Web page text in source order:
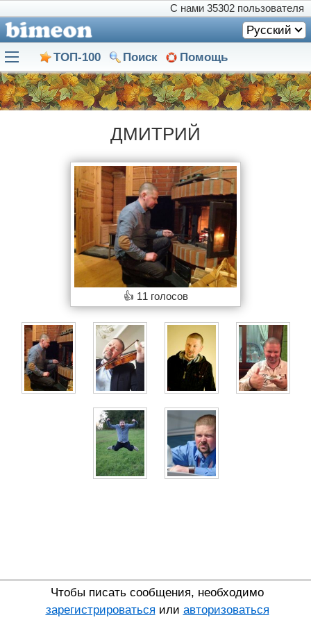
С нами 35302 пользователя
Русский
ТОП-100 Поиск Помощь
ДMИTPИЙ
👍 11 голосов
Чтобы писать сообщения, необходимо
зарегистрироваться или авторизоваться